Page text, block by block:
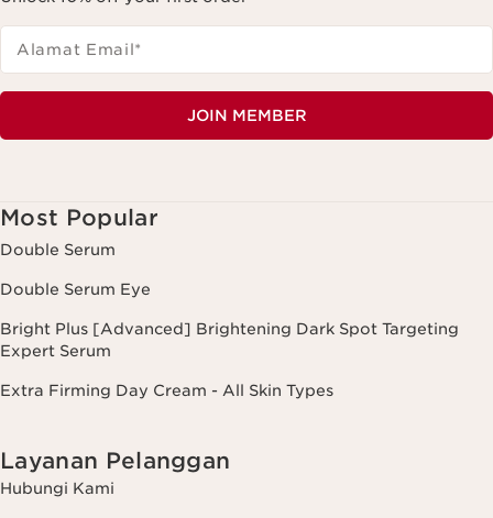
Alamat Email*
JOIN MEMBER
Most Popular
Double Serum
Double Serum Eye
Bright Plus [Advanced] Brightening Dark Spot Targeting
Expert Serum
Extra Firming Day Cream - All Skin Types
Layanan Pelanggan
Hubungi Kami